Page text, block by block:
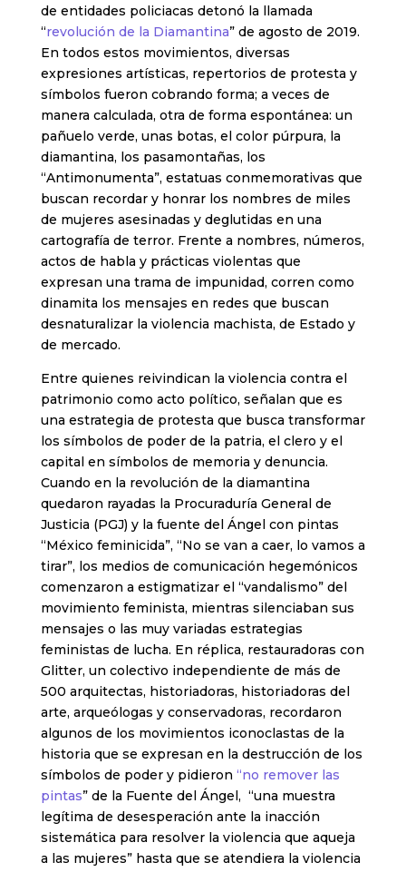
de entidades policiacas detonó la llamada
“revolución de la Diamantina” de agosto de 2019.
En todos estos movimientos, diversas
expresiones artísticas, repertorios de protesta y
símbolos fueron cobrando forma; a veces de
manera calculada, otra de forma espontánea: un
pañuelo verde, unas botas, el color púrpura, la
diamantina, los pasamontañas, los
“Antimonumenta”, estatuas conmemorativas que
buscan recordar y honrar los nombres de miles
de mujeres asesinadas y deglutidas en una
cartografía de terror. Frente a nombres, números,
actos de habla y prácticas violentas que
expresan una trama de impunidad, corren como
dinamita los mensajes en redes que buscan
desnaturalizar la violencia machista, de Estado y
de mercado.
Entre quienes reivindican la violencia contra el
patrimonio como acto político, señalan que es
una estrategia de protesta que busca transformar
los símbolos de poder de la patria, el clero y el
capital en símbolos de memoria y denuncia.
Cuando en la revolución de la diamantina
quedaron rayadas la Procuraduría General de
Justicia (PGJ) y la fuente del Ángel con pintas
“México feminicida”, “No se van a caer, lo vamos a
tirar”, los medios de comunicación hegemónicos
comenzaron a estigmatizar el “vandalismo” del
movimiento feminista, mientras silenciaban sus
mensajes o las muy variadas estrategias
feministas de lucha. En réplica, restauradoras con
Glitter, un colectivo independiente de más de
500 arquitectas, historiadoras, historiadoras del
arte, arqueólogas y conservadoras, recordaron
algunos de los movimientos iconoclastas de la
historia que se expresan en la destrucción de los
símbolos de poder y pidieron “no remover las
pintas” de la Fuente del Ángel, “una muestra
legítima de desesperación ante la inacción
sistemática para resolver la violencia que aqueja
a las mujeres” hasta que se atendiera la violencia